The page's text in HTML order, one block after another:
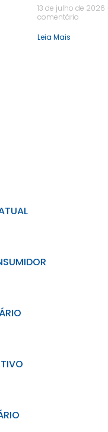
13 de julho de 2026
comentário
Leia Mais